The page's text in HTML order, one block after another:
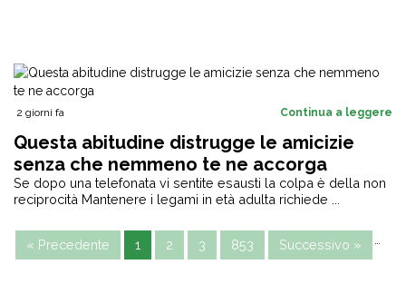
2 giorni fa Continua a leggere
Questa abitudine distrugge le amicizie
senza che nemmeno te ne accorga
Se dopo una telefonata vi sentite esausti la colpa è della non
reciprocità Mantenere i legami in età adulta richiede ...
« Precedente 1 2 3 …
853 Successivo »